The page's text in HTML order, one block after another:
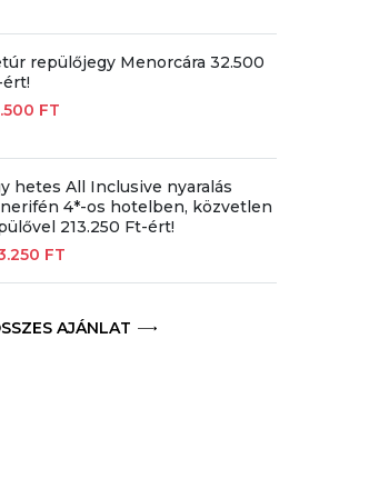
repülőjegy Menorcára 32.500
FT
hetes All Inclusive nyaralás
4*-os hotelben, közvetlen
213.250 Ft-ért!
FT
AJÁNLAT